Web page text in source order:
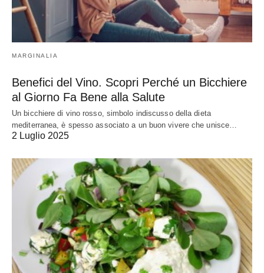
MARGINALIA
Benefici del Vino. Scopri Perché un Bicchiere
al Giorno Fa Bene alla Salute
Un bicchiere di vino rosso, simbolo indiscusso della dieta
mediterranea, è spesso associato a un buon vivere che unisce…
2 Luglio 2025